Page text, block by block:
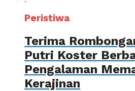
Peristiwa
Terima
Putri Koster
Pengalaman
Kerajinan